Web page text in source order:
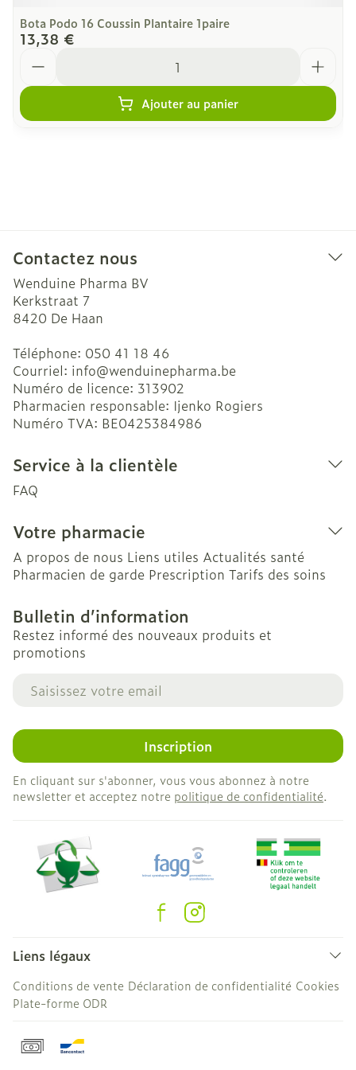
Bota Podo 16 Coussin Plantaire 1paire
13,38 €
Ajouter au panier
Contactez nous
Wenduine Pharma BV
Kerkstraat 7
8420 De Haan
Téléphone: 050 41 18 46
Courriel: info@wenduinepharma.be
Numéro de licence: 313902
Pharmacien responsable: Ijenko Rogiers
Numéro TVA: BE0425384986
Service à la clientèle
FAQ
Votre pharmacie
A propos de nous Liens utiles Actualités santé
Pharmacien de garde Prescription Tarifs des soins
Bulletin d’information
Restez informé des nouveaux produits et
promotions
Adresse mail
Inscription
En cliquant sur s'abonner, vous vous abonnez à notre
newsletter et acceptez notre politique de confidentialité.
Liens légaux
Conditions de vente Déclaration de confidentialité Cookies
Plate-forme ODR